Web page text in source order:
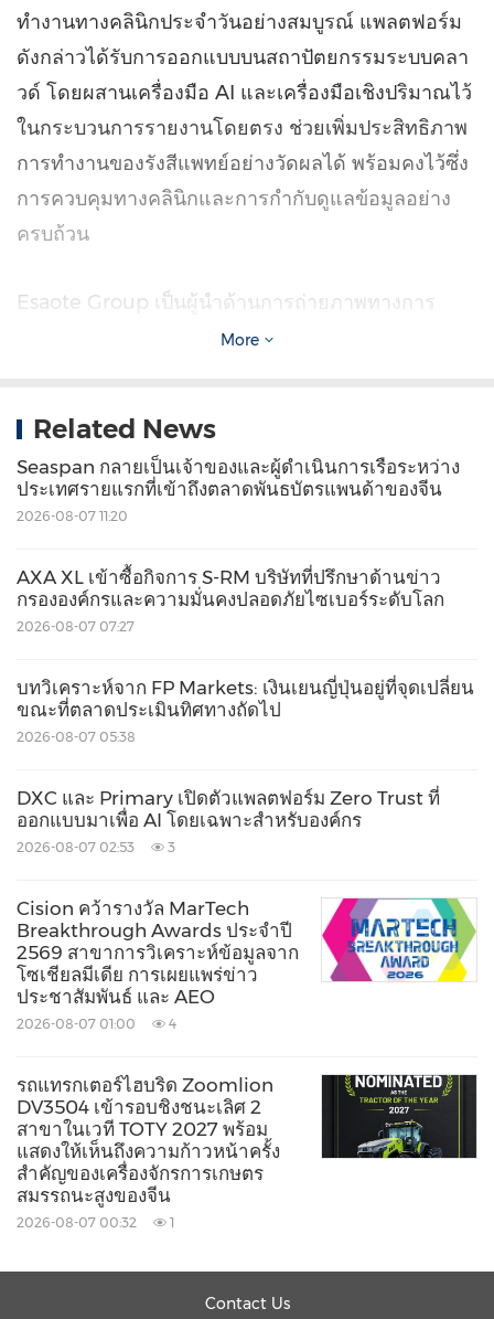
ทำงานทางคลินิกประจำวันอย่างสมบูรณ์ แพลตฟอร์ม
ดังกล่าวได้รับการออกแบบบนสถาปัตยกรรมระบบคลา
วด์ โดยผสานเครื่องมือ AI และเครื่องมือเชิงปริมาณไว้
ในกระบวนการรายงานโดยตรง ช่วยเพิ่มประสิทธิภาพ
การทำงานของรังสีแพทย์อย่างวัดผลได้ พร้อมคงไว้ซึ่ง
การควบคุมทางคลินิกและการกำกับดูแลข้อมูลอย่าง
ครบถ้วน
Esaote Group เป็นผู้นำด้านการถ่ายภาพทางการ
แพทย์ (ครอบคลุมอัลตราซาวด์ MRI และซอฟต์แวร์
Esaote มีศูนย์ปฏิบัติการในเมืองเจนัวและฟลอเรนซ์
รวมถึงหน่วยการผลิตและวิจัยในประเทศอิตาลีและ
ประเทศเนเธอร์แลนด์ และดำเนินธุรกิจในกว่า 100
รูปภาพ:https://mma.prnasia.com/media2/29221
g?p=medium600
โลโก้:https://mma.prnasia.com/media2/278944
Source: Esaote S.p.A.
Share:
More
Related News
Seaspan กลายเป็นเจ้าของและผู้ดำเนินการเรือระหว่าง
ประเทศรายแรกที่เข้าถึงตลาดพันธบัตรแพนด้าของจีน
2026-08-07 11:20
AXA XL เข้าซื้อกิจการ S-RM บริษัทที่ปรึกษาด้านข่าว
กรององค์กรและความมั่นคงปลอดภัยไซเบอร์ระดับโลก
2026-08-07 07:27
บทวิเคราะห์จาก FP Markets: เงินเยนญี่ปุ่นอยู่ที่จุดเปลี่ยน
ขณะที่ตลาดประเมินทิศทางถัดไป
2026-08-07 05:38
DXC และ Primary เปิดตัวแพลตฟอร์ม Zero Trust ที่
ออกแบบมาเพื่อ AI โดยเฉพาะสำหรับองค์กร
2026-08-07 02:53 3
Cision คว้ารางวัล MarTech
Breakthrough Awards ประจำปี
2569 สาขาการวิเคราะห์ข้อมูลจาก
โซเชียลมีเดีย การเผยแพร่ข่าว
ประชาสัมพันธ์ และ AEO
2026-08-07 01:00 4
รถแทรกเตอร์ไฮบริด Zoomlion
DV3504 เข้ารอบชิงชนะเลิศ 2
สาขาในเวที TOTY 2027 พร้อม
แสดงให้เห็นถึงความก้าวหน้าครั้ง
สำคัญของเครื่องจักรการเกษตร
สมรรถนะสูงของจีน
2026-08-07 00:32 1
Contact Us